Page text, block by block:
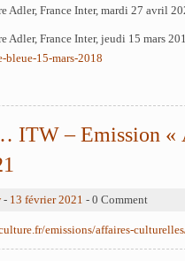
Adler, France Inter, mardi 27 avril
Adler, France Inter, jeudi 15 mars
bleue-15-mars-2018
ITW – Emission «
- 13 février 2021 - 0 Comment
emissions/affaires-